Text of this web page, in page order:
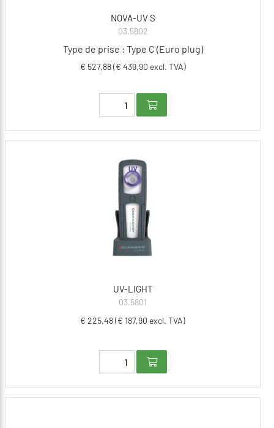
NOVA-UV S
03.5802
Type de prise : Type C (Euro plug)
€ 527,88 (€ 439,90 excl. TVA)
UV-LIGHT
03.5801
€ 225,48 (€ 187,90 excl. TVA)